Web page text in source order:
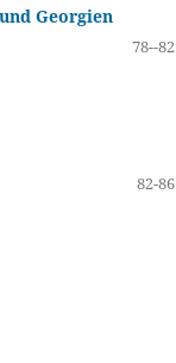
Georgien
78--82
82-86